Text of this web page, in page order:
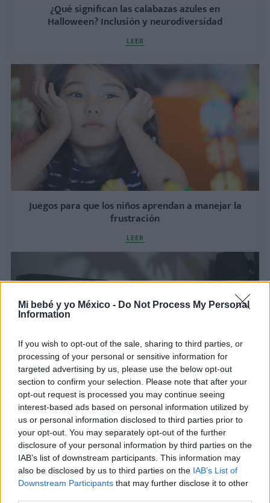
Mi bebé y yo México - Do Not Process My Personal
Information
If you wish to opt-out of the sale, sharing to third parties, or
processing of your personal or sensitive information for
targeted advertising by us, please use the below opt-out
section to confirm your selection. Please note that after your
opt-out request is processed you may continue seeing
interest-based ads based on personal information utilized by
us or personal information disclosed to third parties prior to
your opt-out. You may separately opt-out of the further
disclosure of your personal information by third parties on the
IAB’s list of downstream participants. This information may
also be disclosed by us to third parties on the IAB’s List of
Downstream Participants that may further disclose it to other
¿Qué significan las calabazas azules en
Halloween? Inclusión y neurodiversidad
LEER
Juegos para que los niños aprendan a manejar la
frustración
LEER
¿Pesadillas frecuentes? Así puedes ayudar a tu
hijo
LEER